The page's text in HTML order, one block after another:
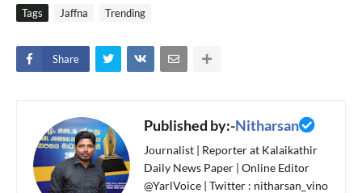
Tags Jaffna Trending
Share
Published by:-Nitharsan
Journalist | Reporter at Kalaikathir
Daily News Paper | Online Editor
@YarlVoice | Twitter : nitharsan_vino